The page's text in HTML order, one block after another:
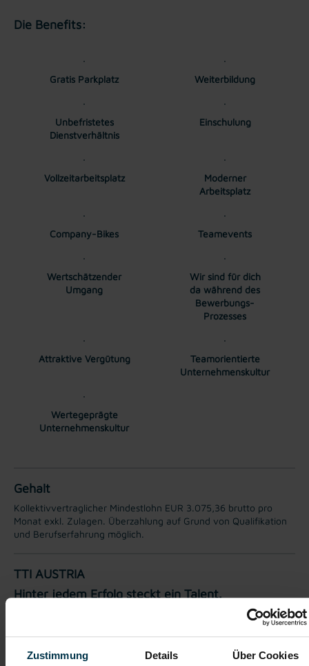
Zustimmung Details Über Cookies
Die Benefits:
Gratis Parkplatz Weiterbildung
Unbefristetes
Dienstverhältnis
Einschulung
Vollzeitarbeitsplatz
Moderner
Arbeitsplatz
Company-Bikes Teamevents
Wertschätzender
Umgang
Wir sind für dich
da während des
Bewerbungs-
Prozesses
Attraktive Vergütung
Teamorientierte
Unternehmenskultur
Wertegeprägte
Unternehmenskultur
Gehalt
Kollektivvertraglicher Mindestlohn EUR 3.075,36 brutto pro
Monat exkl. Zulagen. Überzahlung auf Grund von Qualifikation
und Berufserfahrung möglich.
TTI AUSTRIA
Hinter jedem Erfolg steckt ein Talent.
Wir verstehen, dass es schwierig sein kann, den perfekten Job
zu finden, aber genau das ist unser Ziel: Einen Arbeitsplatz zu
finden, der genau den Vorstellungen, Bedürfnissen und
Wünschen unserer Bewerber*innen entspricht und sie auf ihren